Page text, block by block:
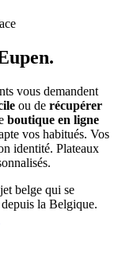
.
vous demandent
ou de récupérer
boutique en ligne
vos habitués. Vos
identité. Plateaux
belge qui se
la Belgique.